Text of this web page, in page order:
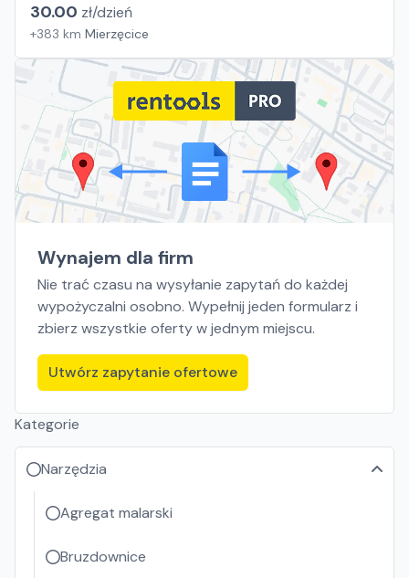
30.00 zł/dzień
+383 km Mierzęcice
Wynajem dla firm
Nie trać czasu na wysyłanie zapytań do każdej
wypożyczalni osobno. Wypełnij jeden formularz i
zbierz wszystkie oferty w jednym miejscu.
Utwórz zapytanie ofertowe
Kategorie
Narzędzia
Agregat malarski
Bruzdownice